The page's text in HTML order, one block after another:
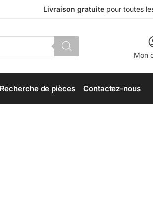
Livraison gratuite pour toutes
Mon
Recherche de pièces Contactez-nous